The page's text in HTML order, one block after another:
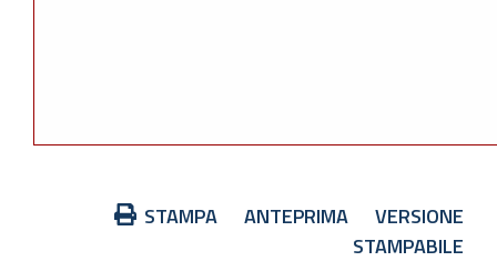
STAMPA ANTEPRIMA
VERSIONE
STAMPABILE